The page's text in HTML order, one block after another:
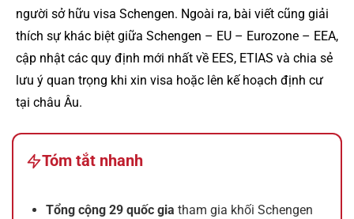
người sở hữu visa Schengen. Ngoài ra, bài viết cũng giải
thích sự khác biệt giữa Schengen – EU – Eurozone – EEA,
cập nhật các quy định mới nhất về EES, ETIAS và chia sẻ
lưu ý quan trọng khi xin visa hoặc lên kế hoạch định cư
tại châu Âu.
Tóm tắt nhanh
Tổng cộng 29 quốc gia tham gia khối Schengen